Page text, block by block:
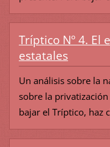
Tríptico Nº 4. El
estatales
Un análisis sobre la
sobre la privatización
bajar el Tríptico, haz